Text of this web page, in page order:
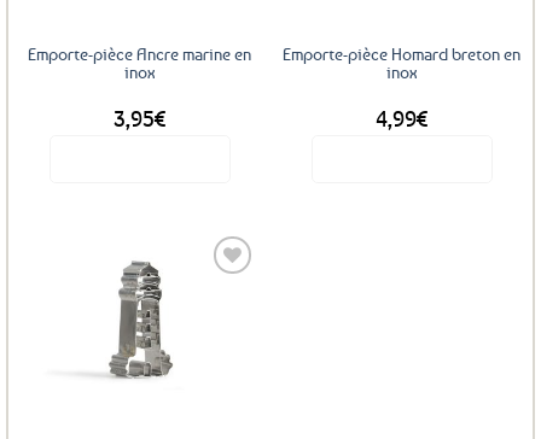
Emporte-pièce Ancre marine en
inox
3,95€
Emporte-pièce Homard breton en
inox
4,99€